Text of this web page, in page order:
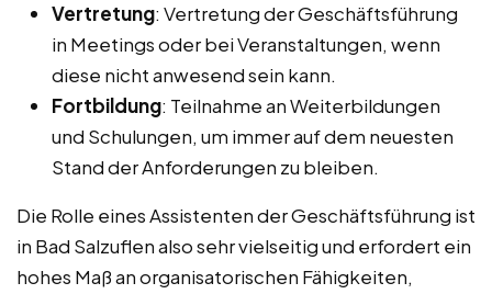
Vertretung: Vertretung der Geschäftsführung
in Meetings oder bei Veranstaltungen, wenn
diese nicht anwesend sein kann.
Fortbildung: Teilnahme an Weiterbildungen
und Schulungen, um immer auf dem neuesten
Stand der Anforderungen zu bleiben.
Die Rolle eines Assistenten der Geschäftsführung ist
in Bad Salzuflen also sehr vielseitig und erfordert ein
hohes Maß an organisatorischen Fähigkeiten,